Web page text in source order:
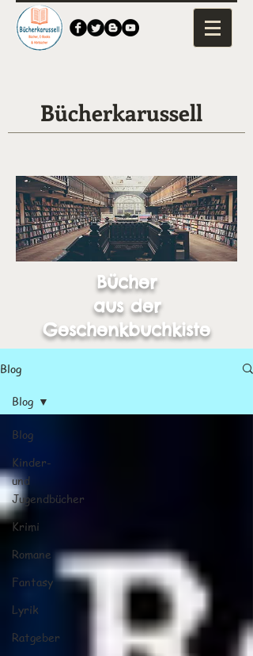
Bücherkarussell
Bücher
aus der
Geschenkbuchkiste
Blog
Blog
Kinder-
und
Jugendbücher
Krimi
Romane
Fantasy
Lyrik
Ratgeber
Blog